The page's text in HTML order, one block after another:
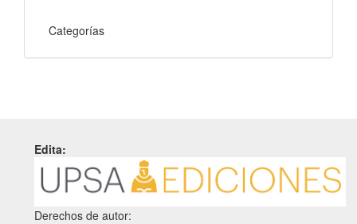
Categorías
Edita:
Derechos de autor: